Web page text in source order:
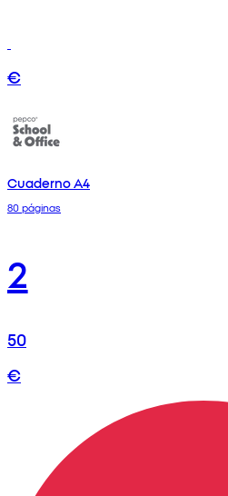
€
Cuaderno A4
80 páginas
2
50
€